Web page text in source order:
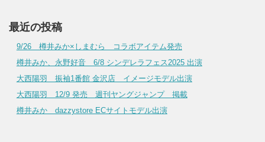
最近の投稿
9/26 樽井みか×しまむら コラボアイテム発売
樽井みか、永野好音 6/8 シンデレラフェス2025 出演
大西陽羽 振袖1番館 金沢店 イメージモデル出演
大西陽羽 12/9 発売 週刊ヤングジャンプ 掲載
樽井みか dazzystore ECサイトモデル出演